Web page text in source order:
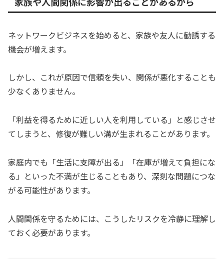
ネットワークビジネスを始めると、家族や友人に勧誘する
機会が増えます。
しかし、これが原因で信頼を失い、関係が悪化することも
少なくありません。
「利益を得るために近しい人を利用している」と感じさせ
てしまうと、修復が難しい溝が生まれることがあります。
家庭内でも「生活に支障が出る」「在庫が増えて負担にな
る」といった不満が生じることもあり、深刻な問題につな
がる可能性があります。
人間関係を守るためには、こうしたリスクを冷静に理解し
ておく必要があります。